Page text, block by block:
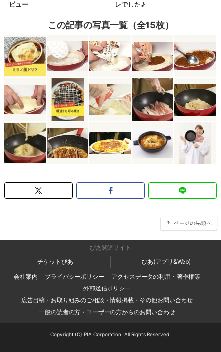
この記事の写真一覧（全15枚）
ページの先頭へ
ぴあ関連サイト
チケットぴあ
ぴあ(アプリ&Web)
会社案内
プライバシーポリシー
アクセスデータの利用・著作権等
外部送信ポリシー
広告出稿・お取り組みのご相談・情報掲載・その他お問い合わせ
一般の読者の方・ユーザーの方からのお問い合わせ
Copyright (C) PIA Corporation. All Rights Reserved.